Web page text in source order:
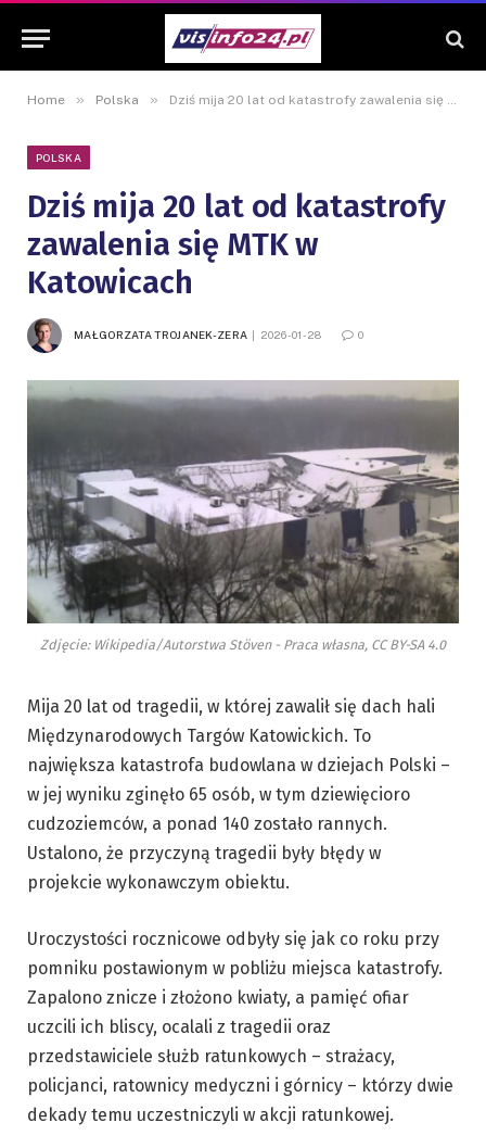
Home » Polska » Dziś mija 20 lat od katastrofy zawalenia się MTK w Katowicach
POLSKA
Dziś mija 20 lat od katastrofy
zawalenia się MTK w
Katowicach
MAŁGORZATA TROJANEK-ZERA 2026-01-28 0
Zdjęcie: Wikipedia/Autorstwa Stöven - Praca własna, CC BY-SA 4.0
Mija 20 lat od tragedii, w której zawalił się dach hali
Międzynarodowych Targów Katowickich. To
największa katastrofa budowlana w dziejach Polski –
w jej wyniku zginęło 65 osób, w tym dziewięcioro
cudzoziemców, a ponad 140 zostało rannych.
Ustalono, że przyczyną tragedii były błędy w
projekcie wykonawczym obiektu.
Uroczystości rocznicowe odbyły się jak co roku przy
pomniku postawionym w pobliżu miejsca katastrofy.
Zapalono znicze i złożono kwiaty, a pamięć ofiar
uczcili ich bliscy, ocalali z tragedii oraz
przedstawiciele służb ratunkowych – strażacy,
policjanci, ratownicy medyczni i górnicy – którzy dwie
dekady temu uczestniczyli w akcji ratunkowej.